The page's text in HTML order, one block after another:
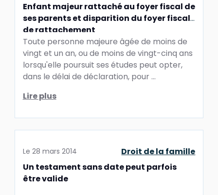
Enfant majeur rattaché au foyer fiscal de
ses parents et disparition du foyer fiscal
de rattachement
Toute personne majeure âgée de moins de
vingt et un an, ou de moins de vingt-cinq ans
lorsqu'elle poursuit ses études peut opter,
dans le délai de déclaration, pour ...
Lire plus
Le 28 mars 2014
Droit de la famille
Un testament sans date peut parfois
être valide